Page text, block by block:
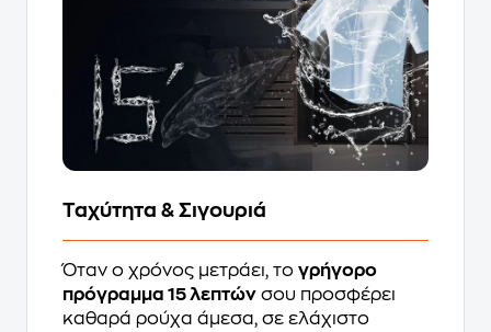
Ταχύτητα & Σιγουριά
Όταν ο χρόνος μετράει, το γρήγορο
πρόγραμμα 15 λεπτών σου προσφέρει
καθαρά ρούχα άμεσα, σε ελάχιστο